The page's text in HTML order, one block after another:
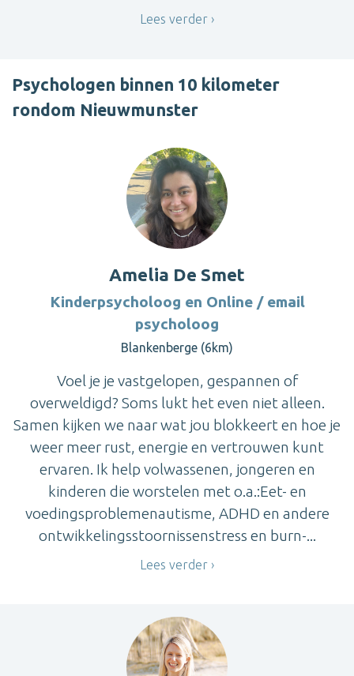
Lees verder
Psychologen binnen 10 kilometer
rondom Nieuwmunster
Amelia De Smet
Kinderpsycholoog en Online / email
psycholoog
Blankenberge (6km)
Voel je je vastgelopen, gespannen of
overweldigd? Soms lukt het even niet alleen.
Samen kijken we naar wat jou blokkeert en hoe je
weer meer rust, energie en vertrouwen kunt
ervaren. Ik help volwassenen, jongeren en
kinderen die worstelen met o.a.:Eet- en
voedingsproblemenautisme, ADHD en andere
ontwikkelingsstoornissenstress en burn-...
Lees verder